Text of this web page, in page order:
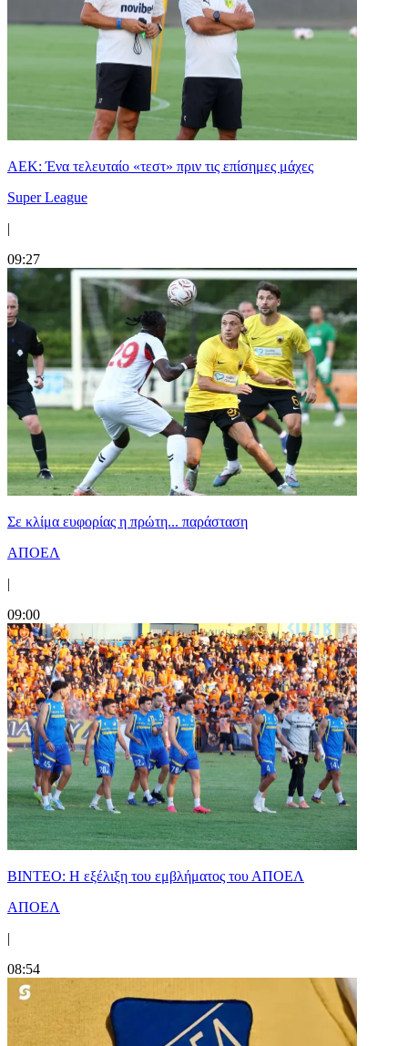
ΑΕΚ: Ένα τελευταίο «τεστ» πριν τις επίσημες μάχες
Super League
|
09:27
Σε κλίμα ευφορίας η πρώτη... παράσταση
ΑΠΟΕΛ
|
09:00
ΒΙΝΤΕΟ: Η εξέλιξη του εμβλήματος του ΑΠΟΕΛ
ΑΠΟΕΛ
|
08:54